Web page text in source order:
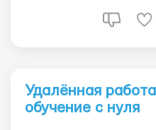
Удалённая
обучение с нуля